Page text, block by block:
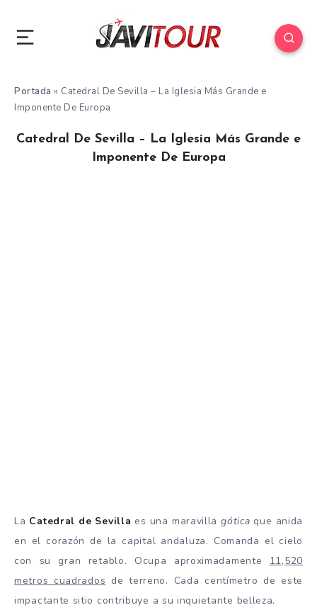
Portada » Catedral De Sevilla – La Iglesia Más Grande e
Imponente De Europa
Catedral De Sevilla – La Iglesia Más Grande e
Imponente De Europa
La Catedral de Sevilla es una maravillagótica que anida
en el corazón de la capital andaluza. Comanda el cielo
con su gran retablo. Ocupa aproximadamente 11,520
metros cuadrados de terreno. Cada centímetro de este
impactante sitio contribuye a su inquietante belleza.